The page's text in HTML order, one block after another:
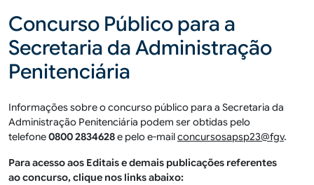
Concurso Público para a
Secretaria da Administração
Penitenciária
Informações sobre o concurso público para a Secretaria da
Administração Penitenciária podem ser obtidas pelo
telefone0800 2834628e pelo e-mailconcursosapsp23@fgv.
Para acesso aos Editais e demais publicações referentes
ao concurso, clique nos links abaixo: